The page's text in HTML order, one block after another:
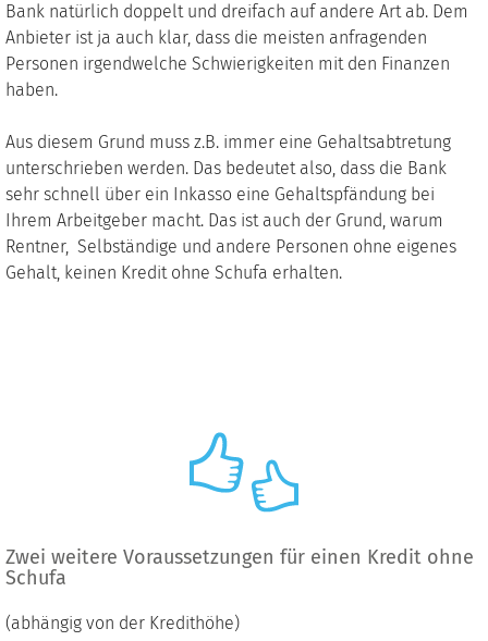
Bank natürlich doppelt und dreifach auf andere Art ab. Dem
Anbieter ist ja auch klar, dass die meisten anfragenden
Personen irgendwelche Schwierigkeiten mit den Finanzen
haben.
Aus diesem Grund muss z.B. immer eine Gehaltsabtretung
unterschrieben werden. Das bedeutet also, dass die Bank
sehr schnell über ein Inkasso eine Gehaltspfändung bei
Ihrem Arbeitgeber macht. Das ist auch der Grund, warum
Rentner, Selbständige und andere Personen ohne eigenes
Gehalt, keinen Kredit ohne Schufa erhalten.
Zwei weitere Voraussetzungen für einen Kredit ohne
Schufa
(abhängig von der Kredithöhe)